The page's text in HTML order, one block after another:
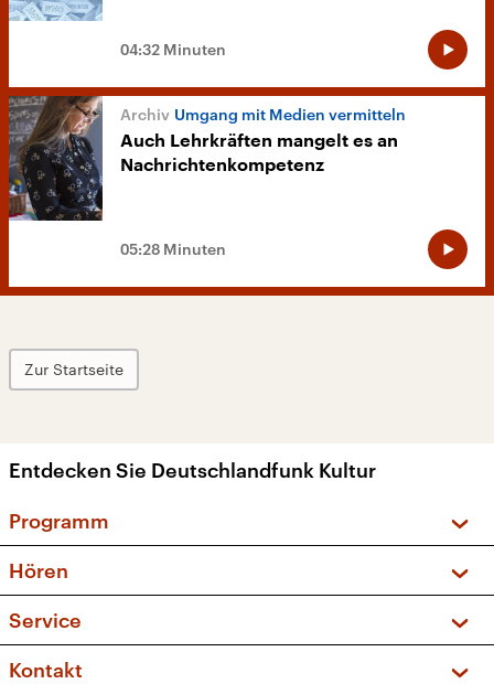
04:32 Minuten
Umgang mit Medien vermitteln
Auch Lehrkräften mangelt es an
Nachrichtenkompetenz
05:28 Minuten
Zur Startseite
Entdecken Sie Deutschlandfunk Kultur
Programm
Sendungen und Podcasts
Musikliste
Kakadu – Das Kinderprogramm
Hören
Frequenzen (UKW + DAB+)
Service
FAQ
Kontakt